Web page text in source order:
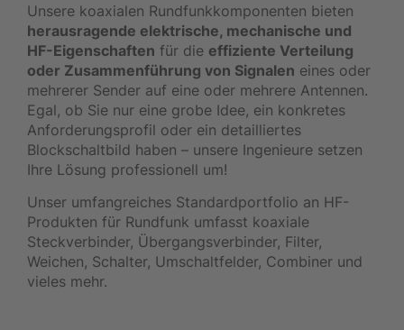
Unsere koaxialen Rundfunkkomponenten bieten
herausragende elektrische, mechanische und
HF-Eigenschaften für die effiziente Verteilung
oder Zusammenführung von Signalen eines oder
mehrerer Sender auf eine oder mehrere Antennen.
Egal, ob Sie nur eine grobe Idee, ein konkretes
Anforderungsprofil oder ein detailliertes
Blockschaltbild haben – unsere Ingenieure setzen
Ihre Lösung professionell um!
Unser umfangreiches Standardportfolio an HF-
Produkten für Rundfunk umfasst koaxiale
Steckverbinder, Übergangsverbinder, Filter,
Weichen, Schalter, Umschaltfelder, Combiner und
vieles mehr.